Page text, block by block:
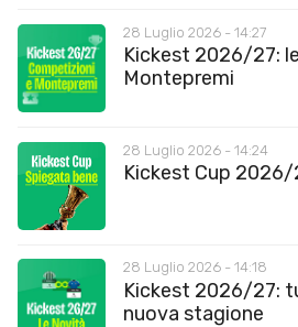
28 Luglio 2026 - 14:27
Kickest 2026/27:
Montepremi
28 Luglio 2026 - 14:24
Kickest Cup
28 Luglio 2026 - 14:18
Kickest 2026/27:
nuova stagione